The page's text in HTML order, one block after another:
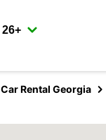
Car Rental Georgia